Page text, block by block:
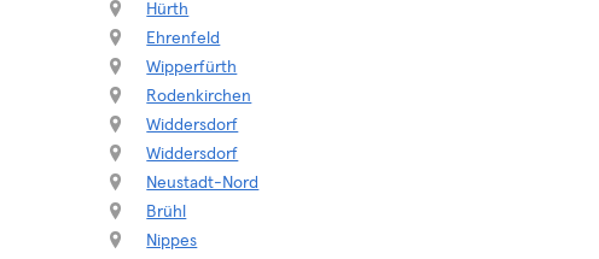
Hürth
Ehrenfeld
Wipperfürth
Rodenkirchen
Widdersdorf
Widdersdorf
Neustadt-Nord
Brühl
Nippes